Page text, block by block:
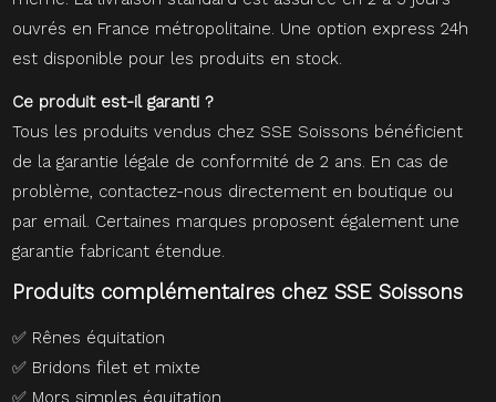
ouvrés en France métropolitaine. Une option express 24h
est disponible pour les produits en stock.
Ce produit est-il garanti ?
Tous les produits vendus chez SSE Soissons bénéficient
de la garantie légale de conformité de 2 ans. En cas de
problème, contactez-nous directement en boutique ou
par email. Certaines marques proposent également une
garantie fabricant étendue.
Produits complémentaires chez SSE Soissons
✅ Rênes équitation
✅ Bridons filet et mixte
✅ Mors simples équitation